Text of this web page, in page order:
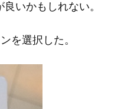
いかもしれない。
を選択した。